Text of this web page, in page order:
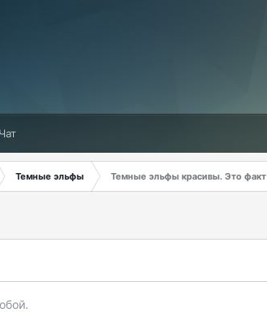
Чат
Темные эльфы Темные эльфы красивы. Это факт